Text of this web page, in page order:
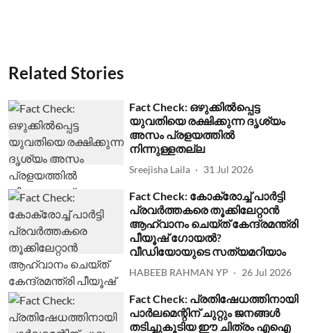
Related Stories
Fact Check: ഒഴുക്കില്‍പ്പെട്ട
യുവതിയെ രക്ഷിക്കുന്ന ദൃശ്യം
അസം പ്രളയത്തില്‍
നിന്നുള്ളതല്ല
Sreejisha Laila 31 Jul 2026
Fact Check: കോക്രോച്ച് പാര്‍ട്ടി
പ്രവര്‍ത്തകരെ തൂക്കിലേറ്റാന്‍
ആഹ്വാനം ചെയ്ത് കേന്ദ്രമന്ത്രി
പീയൂഷ് ഗോയല്‍?
വീഡിയോയുടെ സത്യമറിയാം
HABEEB RAHMAN YP 26 Jul 2026
Fact Check: പ്രതിഷേധത്തിനായി
പാര്‍ലമെന്റിന് ചുറ്റും ജനങ്ങള്‍
തടിച്ചുകൂടിയ ഈ ചിത്രം എഐ